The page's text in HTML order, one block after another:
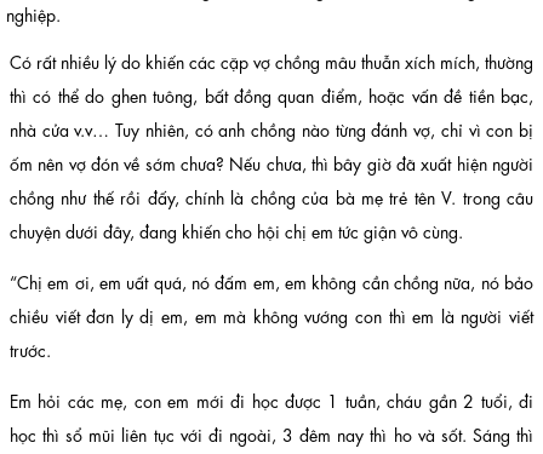
nghiệp.
Có rất nhiều lý do khiến các cặp vợ chồng mâu thuẫn xích mích, thường
thì có thể do ghen tuông, bất đồng quan điểm, hoặc vấn đề tiền bạc,
nhà cửa v.v… Tuy nhiên, có anh chồng nào từng đánh vợ, chỉ vì con bị
ốm nên vợ đón về sớm chưa? Nếu chưa, thì bây giờ đã xuất hiện người
chồng như thế rồi đấy, chính là chồng của bà mẹ trẻ tên V. trong câu
chuyện dưới đây, đang khiến cho hội chị em tức giận vô cùng.
“Chị em ơi, em uất quá, nó đấm em, em không cần chồng nữa, nó bảo
chiều viết đơn ly dị em, em mà không vướng con thì em là người viết
trước.
Em hỏi các mẹ, con em mới đi học được 1 tuần, cháu gần 2 tuổi, đi
học thì sổ mũi liên tục với đi ngoài, 3 đêm nay thì ho và sốt. Sáng thì